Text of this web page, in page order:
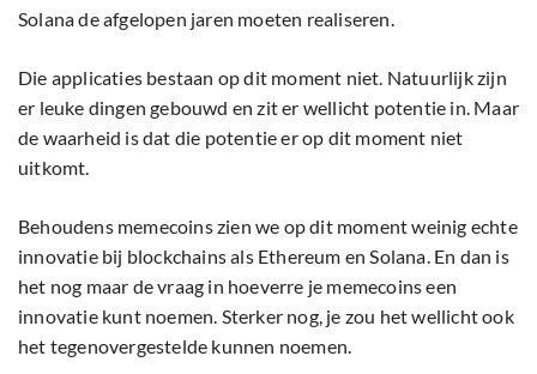
Solana de afgelopen jaren moeten realiseren.
Die applicaties bestaan op dit moment niet. Natuurlijk zijn
er leuke dingen gebouwd en zit er wellicht potentie in. Maar
de waarheid is dat die potentie er op dit moment niet
uitkomt.
Behoudens memecoins zien we op dit moment weinig echte
innovatie bij blockchains als Ethereum en Solana. En dan is
het nog maar de vraag in hoeverre je memecoins een
innovatie kunt noemen. Sterker nog, je zou het wellicht ook
het tegenovergestelde kunnen noemen.